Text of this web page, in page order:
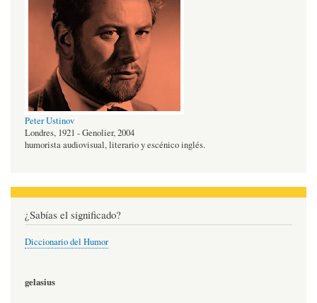
Peter Ustinov
Londres, 1921 - Genolier, 2004
humorista audiovisual, literario y escénico inglés.
¿Sabías el significado?
Diccionario del Humor
gelasius